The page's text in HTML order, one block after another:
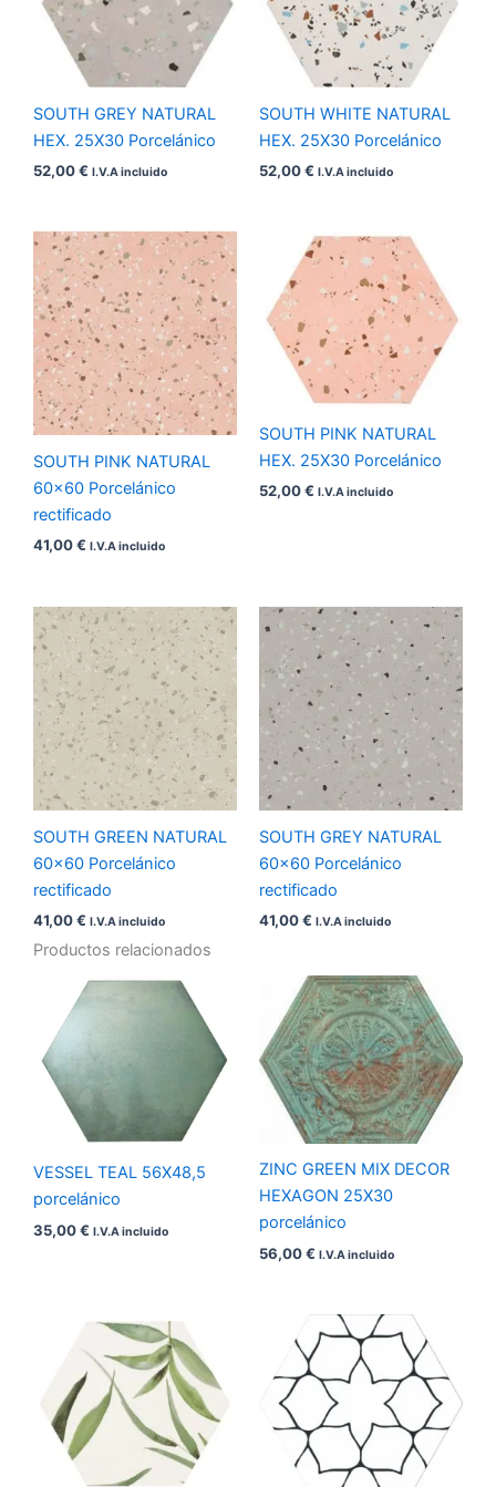
SOUTH GREY NATURAL
HEX. 25X30 Porcelánico
52,00€ I.V.A incluido
SOUTH WHITE NATURAL
HEX. 25X30 Porcelánico
52,00€ I.V.A incluido
SOUTH PINK NATURAL
60×60 Porcelánico
rectificado
41,00€ I.V.A incluido
SOUTH PINK NATURAL
HEX. 25X30 Porcelánico
52,00€ I.V.A incluido
SOUTH GREEN NATURAL
60×60 Porcelánico
rectificado
41,00€ I.V.A incluido
SOUTH GREY NATURAL
60×60 Porcelánico
rectificado
41,00€ I.V.A incluido
Productos relacionados
VESSEL TEAL 56X48,5
porcelánico
35,00€ I.V.A incluido
ZINC GREEN MIX DECOR
HEXAGON 25X30
porcelánico
56,00€ I.V.A incluido